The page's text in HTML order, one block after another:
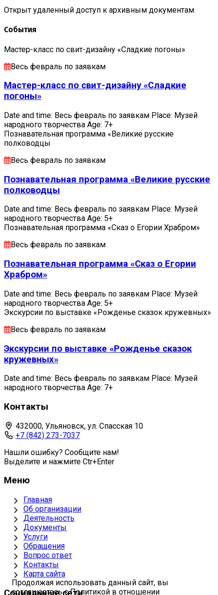
Открыт удаленный доступ к архивным документам
События
Мастер-класс по свит-дизайну «Сладкие погоны»
Весь февраль по заявкам
Мастер-класс по свит-дизайну «Сладкие
погоны»
Date and time: Весь февраль по заявкам Place: Музей
народного творчества Age: 7+
Познавательная программа «Великие русские
полководцы
Весь февраль по заявкам
Познавательная программа «Великие русские
полководцы
Date and time: Весь февраль по заявкам Place: Музей
народного творчества Age: 5+
Познавательная программа «Сказ о Егории Храбром»
Весь февраль по заявкам
Познавательная программа «Сказ о Егории
Храбром»
Date and time: Весь февраль по заявкам Place: Музей
народного творчества Age: 5+
Экскурсии по выставке «Рожденье сказок кружевных»
Весь февраль по заявкам
Экскурсии по выставке «Рожденье сказок
кружевных»
Date and time: Весь февраль по заявкам Place: Музей
народного творчества Age: 7+
Контакты
432000, Ульяновск, ул. Спасская 10
+7 (842) 273-7037
Нашли ошибку? Сообщите нам!
Выделите и нажмите Ctr+Enter
Меню
Главная
Об организации
Деятельность
Документы
Услуги
Обращения
Вопрос ответ
Контакты
Карта сайта
Продолжая использовать данный сайт, вы
соглашаетесь с Политикой в отношении